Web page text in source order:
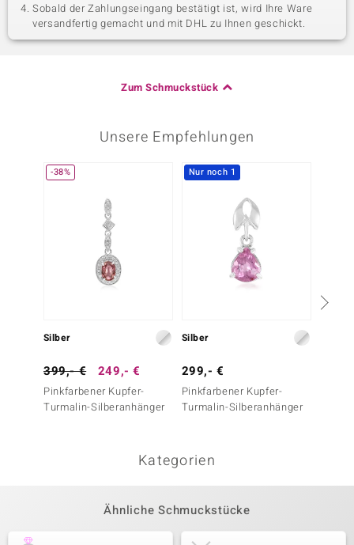
Sobald der Zahlungseingang bestätigt ist, wird Ihre Ware
versandfertig gemacht und mit DHL zu Ihnen geschickt.
Zum Schmuckstück
Unsere Empfehlungen
-38%
Silber
399,- € 249,- €
Pinkfarbener Kupfer-
Turmalin-Silberanhänger
Nur noch 1
Silber
299,- €
Pinkfarbener Kupfer-
Turmalin-Silberanhänger
Kategorien
Ähnliche Schmuckstücke